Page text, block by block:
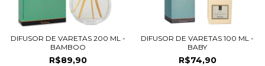
DIFUSOR DE VARETAS 200 ML -
BAMBOO
R$89,90
DIFUSOR DE VARETAS 100 ML -
BABY
R$74,90